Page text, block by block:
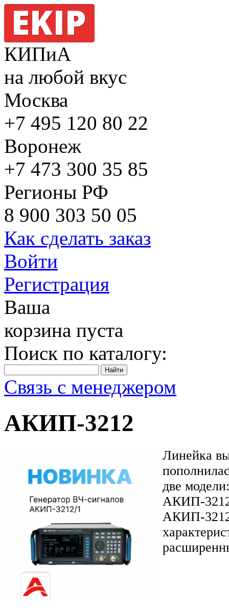
КИПиА
на любой вкус
Москва
+7 495 120 80 22
Воронеж
+7 473 300 35 85
Регионы РФ
8 900 303 50 05
Как сделать заказ
Войти
Регистрация
Ваша
корзина пуста
Поиск по каталогу:
Связь с менеджером
АКИП-3212
Линейка
две
АКИП-
АКИП-3212